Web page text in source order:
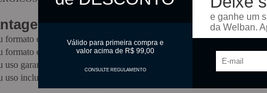
Válido para primeira compra e
valor acima de R$ 99,00
CONSULTE REGULAMENTO
e ganhe um
da Welban.
formato em gotas facilita o processo de temperar chocolates
formato em gotas possibilita o consumo diretamente do pacote
uso garante um excelente brilho e acabamento
uso inclui a produção de uma alta gama de produtos